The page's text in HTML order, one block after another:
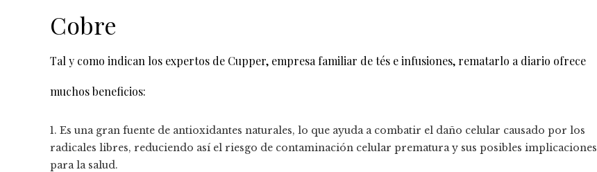
Cobre
Tal y como indican los expertos de Cupper, empresa familiar de tés e infusiones, rematarlo a diario ofrece
muchos beneficios:
1. Es una gran fuente de antioxidantes naturales, lo que ayuda a combatir el daño celular causado por los
radicales libres, reduciendo así el riesgo de contaminación celular prematura y sus posibles implicaciones
para la salud.